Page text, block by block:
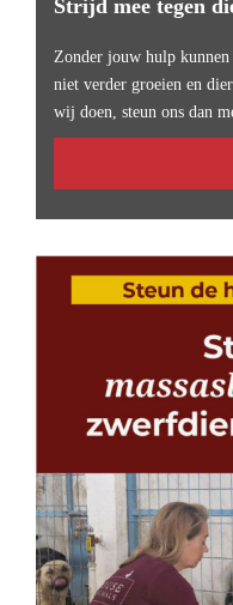
Strijd mee tegen
Zonder jouw hulp
niet verder groeien en
wij doen, steun ons dan